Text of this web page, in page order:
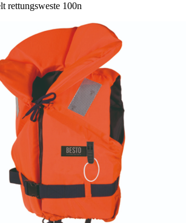
rettungsweste 100n